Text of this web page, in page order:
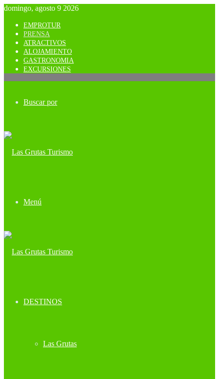
domingo, agosto 9 2026
EMPROTUR
PRENSA
ATRACTIVOS
ALOJAMIENTO
GASTRONOMIA
EXCURSIONES
Buscar por
Menú
DESTINOS
Las Grutas